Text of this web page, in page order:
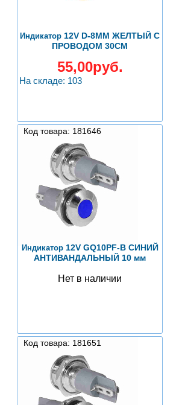
Индикатор 12V D-8ММ ЖЕЛТЫЙ С
ПРОВОДОМ 30СМ
55,00руб.
На складе: 103
Код товара: 181646
Индикатор12V GQ10PF-B СИНИЙ
АНТИВАНДАЛЬНЫЙ 10 мм
Нет в наличии
Код товара: 181651